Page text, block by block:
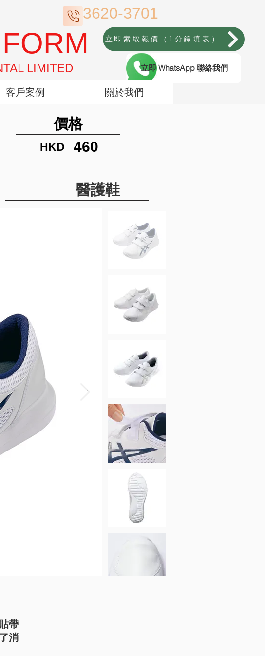
3620-3701
LIMITED
立即索取報價（1分鐘填表）
立即 WhatsApp 聯絡我們
客戶案例 關於我們
價格
HKD 460
醫護鞋
帶
消